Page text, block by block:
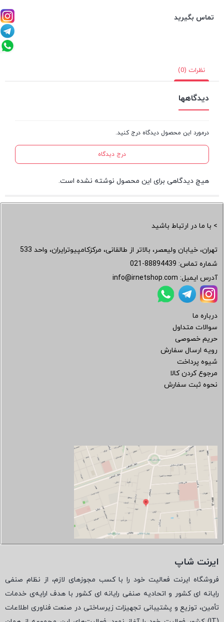
تماس بگیرید
نظرات (0)
دیدگاهها
درمورد این محصول دیدگاه درج کنید.
درج دیدگاه
هیچ دیدگاهی برای این محصول نوشته نشده است.
> با ما در ارتباط باشید
تهران، خیابان ولیعصر، بالاتر از طالقانی، مرکزکامپیوترایران، واحد 533
شماره تماس: 021-88894439
آدرس ایمیل: info@irnetshop.com
درباره ما
سوالات متداول
حریم خصوصی
رویه ارسال سفارش
شیوه پرداخت
مرجوع کردن کالا
نحوه ثبت سفارش
ایرنت شاپ
فروشگاه ایرنت فعالیت خود را با کسب مجوزهای لازم، از نظام صنفی
رایانه ای کشور و اتحادیه صنفی رایانه ای کشور با هدف ارایه‌ی خدمات
تأمین، توزیع و پشتیبانی تجهیزات زیرساختی در صنعت فناوری اطلاعات